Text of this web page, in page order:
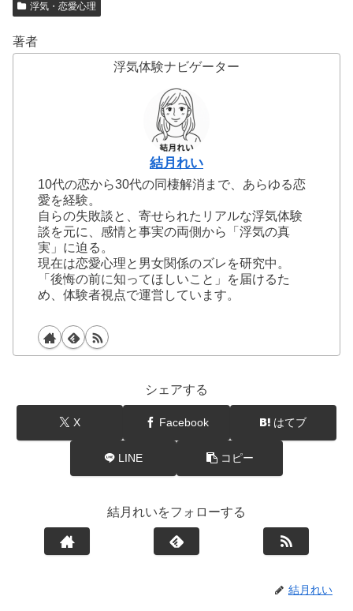
浮気・恋愛心理
著者
浮気体験ナビゲーター
結月れい
10代の恋から30代の同棲解消まで、あらゆる恋
愛を経験。
自らの失敗談と、寄せられたリアルな浮気体験
談を元に、感情と事実の両側から「浮気の真
実」に迫る。
現在は恋愛心理と男女関係のズレを研究中。
「後悔の前に知ってほしいこと」を届けるた
め、体験者視点で運営しています。
シェアする
X Facebook はてブ
LINE コピー
結月れいをフォローする
結月れい